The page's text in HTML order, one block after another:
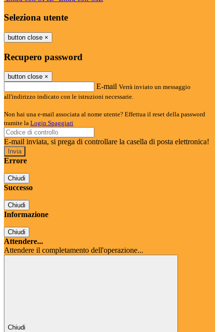
Seleziona utente
button close ×
Recupero password
button close ×
E-mail Verrà inviato un messaggio
all'indirizzo indicato con le istruzioni necessarie.
Non hai una e-mail associata al nome utente? Effettua il reset della password
tramite la Login Spaggiari
E-mail inviata, si prega di controllare la casella di posta elettronica!
Errore
Chiudi
Successo
Chiudi
Informazione
Chiudi
Attendere...
Attendere il completamento dell'operazione...
Chiudi